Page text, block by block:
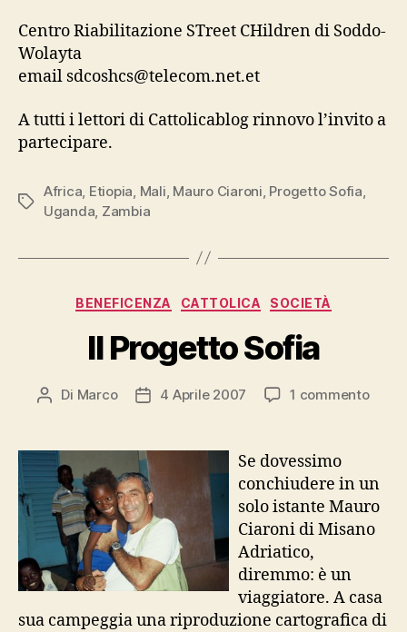
Centro Riabilitazione STreet CHildren di Soddo-
Wolayta
email sdcoshcs@telecom.net.et
A tutti i lettori di Cattolicablog rinnovo l’invito a
partecipare.
Tag
Africa Etiopia Mali Mauro Ciaroni Progetto Sofia
Uganda Zambia
Categorie
BENEFICENZA CATTOLICA SOCIETÀ
Il Progetto Sofia
Autore
Di Marco
Data4 Aprile 2007 1 commentosu
Se dovessimo
conchiudere in un
solo istante Mauro
Ciaroni di Misano
Adriatico,
diremmo: è un
viaggiatore. A casa
sua campeggia una riproduzione cartografica di